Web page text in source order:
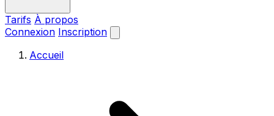
Tarifs À propos
Connexion Inscription
Accueil